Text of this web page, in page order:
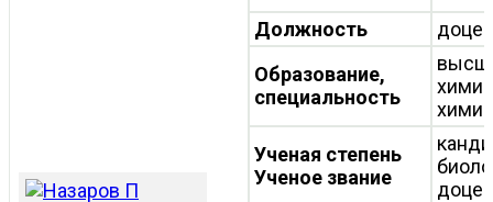
Должность
Образование,
специальность
химии
Ученая степень
Ученое звание